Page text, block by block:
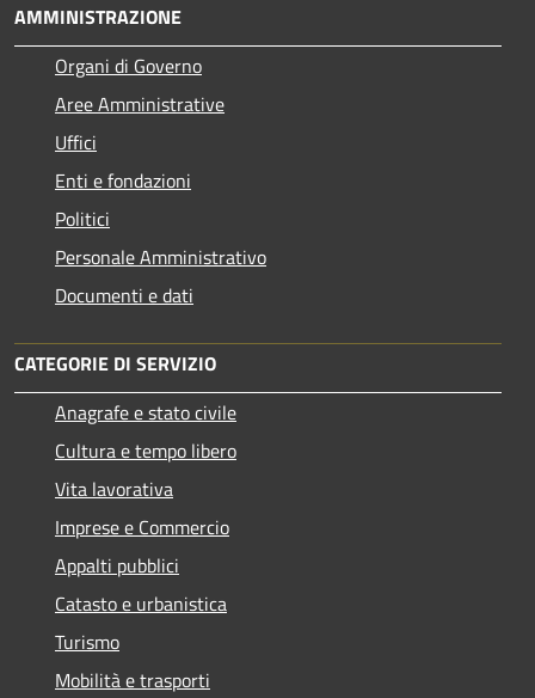
AMMINISTRAZIONE
Organi di Governo
Aree Amministrative
Uffici
Enti e fondazioni
Politici
Personale Amministrativo
Documenti e dati
CATEGORIE DI SERVIZIO
Anagrafe e stato civile
Cultura e tempo libero
Vita lavorativa
Imprese e Commercio
Appalti pubblici
Catasto e urbanistica
Turismo
Mobilità e trasporti